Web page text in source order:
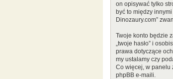
on opisywać tylko
być to między
Dinozaury.com”
Twoje konto będzie
„twoje hasło” i
prawa dotyczące
my ustalamy czy
Co więcej, w panelu
phpBB e-maili.